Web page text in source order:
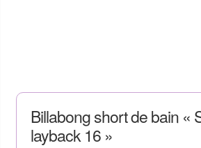
Billabong short de bain «
layback 16 »